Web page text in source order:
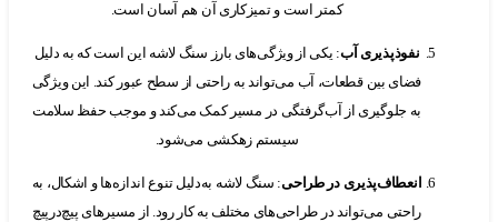
کمتر است و تمیزکاری آن هم آسان است.
نفوذپذیری آب: یکی از ویژگی‌های بارز سنگ لاشه این است که به دلیل
فضای بین قطعات، آب می‌تواند به راحتی از سطح عبور کند. این ویژگی
به جلوگیری از آب‌گرفتگی در مسیر کمک می‌کند و موجب حفظ سلامت
سیستم زهکشی می‌شود.
انعطاف‌پذیری در طراحی : سنگ لاشه به‌دلیل تنوع اندازه‌ها و اشکال، به
راحتی می‌تواند در طراحی‌های مختلف به کار رود. از مسیرهای پیچ‌درپیچ